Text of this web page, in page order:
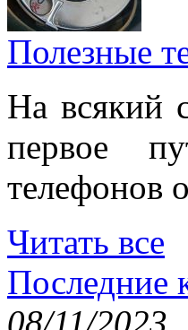
Полезные
На всякий
первое
телефонов
Читать все
Последние
08/11/2023